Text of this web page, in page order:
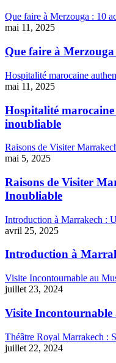
Que faire à Merzouga : 10
mai 11, 2025
Que faire à
Hospitalité marocaine
mai 11, 2025
Hospitalité
inoubliable
Raisons de Visiter
mai 5, 2025
Raisons de Visiter
Inoubliable
Introduction à Marrakech :
avril 25, 2025
Introduction à
Visite Incontournable au
juillet 23, 2024
Visite Incontournable
Théâtre Royal Marrakech :
juillet 22, 2024